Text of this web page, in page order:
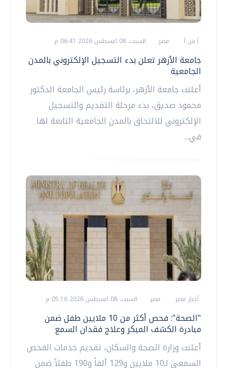
أ ش أ مصر السبت، 08 اغسطس 2026 06:41 م
جامعة الأزهر تعلن بدء التسجيل الإلكتروني بالمدن
الجامعية
أعلنت جامعة الأزهر، برئاسة رئيس الجامعة الدكتور
محمود صديق، بدء مرحلة التقديم والتسجيل
الإلكتروني للالتحاق بالمدن الجامعية التابعة لها
في...
أخبار مصر مصر السبت، 08 اغسطس 2026 05:16 م
"الصحة": فحص أكثر من 10 ملايين طفل ضمن
مبادرة الكشف المبكر وعلاج فقدان السمع
أعلنت وزارة الصحة والسكان، تقديم خدمات الفحص
السمعي لـ10 ملايين و129 ألفاً و190 طفلاً ضمن